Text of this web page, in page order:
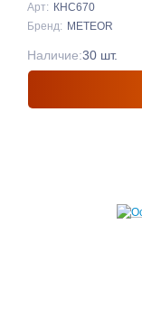
Арт: КНС670
Бренд: METEOR
Наличие:30 шт.